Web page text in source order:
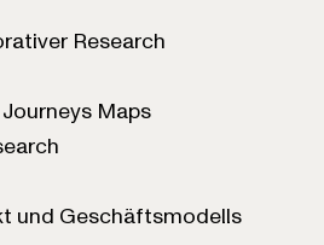
Research
Maps
und Geschäftsmodells